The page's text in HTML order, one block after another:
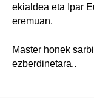
ekialdea eta Ipar
eremuan.
Master honek
ezberdinetara..